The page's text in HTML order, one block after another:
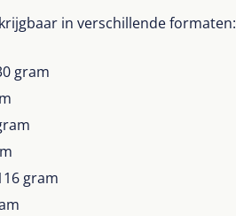
in verschillende formaten:
gram
gram